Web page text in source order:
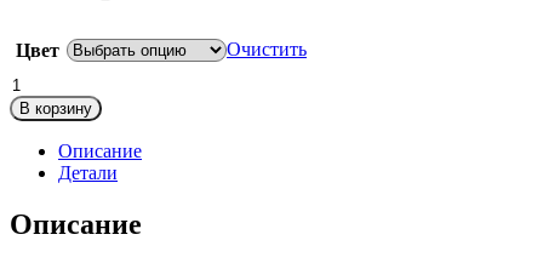
Цвет
Очистить
Количество
товара
Стол
рабочий
1604х856х750
В корзину
Описание
Детали
Описание